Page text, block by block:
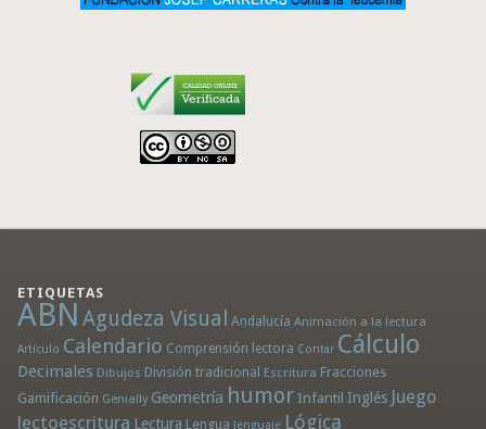
ETIQUETAS
ABN Agudeza Visual Andalucía Animación a la lectura
Artículo Calendario Comprensión lectora Contar Cálculo
Decimales Dibujos División tradicional Escritura Fracciones
Gamificación Genially Geometría humor Infantil Inglés Juego
lectoescritura Lectura Lengua lenguaje Lógica